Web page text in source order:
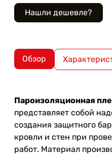
Обзор
Пароизоляционная
представляет собой
создания защитного
кровли и стен при
работ. Материал